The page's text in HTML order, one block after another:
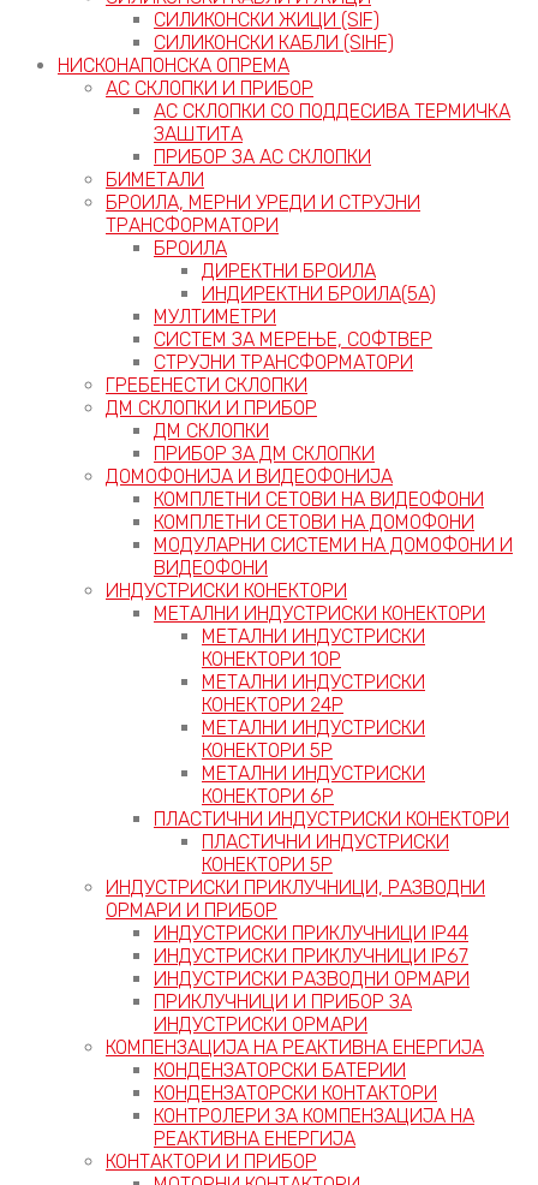
СИЛИКОНСКИ ЖИЦИ (SIF)
СИЛИКОНСКИ КАБЛИ (SIHF)
НИСКОНАПОНСКА ОПРЕМА
АС СКЛОПКИ И ПРИБОР
АС СКЛОПКИ СО ПОДДЕСИВА ТЕРМИЧКА
ЗАШТИТА
ПРИБОР ЗА АС СКЛОПКИ
БИМЕТАЛИ
БРОИЛА, МЕРНИ УРЕДИ И СТРУЈНИ
ТРАНСФОРМАТОРИ
БРОИЛА
ДИРЕКТНИ БРОИЛА
ИНДИРЕКТНИ БРОИЛА(5А)
МУЛТИМЕТРИ
СИСТЕМ ЗА МЕРЕЊЕ, СОФТВЕР
СТРУЈНИ ТРАНСФОРМАТОРИ
ГРЕБЕНЕСТИ СКЛОПКИ
ДМ СКЛОПКИ И ПРИБОР
ДМ СКЛОПКИ
ПРИБОР ЗА ДМ СКЛОПКИ
ДОМОФОНИЈА И ВИДЕОФОНИЈА
КОМПЛЕТНИ СЕТОВИ НА ВИДЕОФОНИ
КОМПЛЕТНИ СЕТОВИ НА ДОМОФОНИ
МОДУЛАРНИ СИСТЕМИ НА ДОМОФОНИ И
ВИДЕОФОНИ
ИНДУСТРИСКИ КОНЕКТОРИ
МЕТАЛНИ ИНДУСТРИСКИ КОНЕКТОРИ
МЕТАЛНИ ИНДУСТРИСКИ
КОНЕКТОРИ 10P
МЕТАЛНИ ИНДУСТРИСКИ
КОНЕКТОРИ 24P
МЕТАЛНИ ИНДУСТРИСКИ
КОНЕКТОРИ 5P
МЕТАЛНИ ИНДУСТРИСКИ
КОНЕКТОРИ 6P
ПЛАСТИЧНИ ИНДУСТРИСКИ КОНЕКТОРИ
ПЛАСТИЧНИ ИНДУСТРИСКИ
КОНЕКТОРИ 5P
ИНДУСТРИСКИ ПРИКЛУЧНИЦИ, РАЗВОДНИ
ОРМАРИ И ПРИБОР
ИНДУСТРИСКИ ПРИКЛУЧНИЦИ IP44
ИНДУСТРИСКИ ПРИКЛУЧНИЦИ IP67
ИНДУСТРИСКИ РАЗВОДНИ ОРМАРИ
ПРИКЛУЧНИЦИ И ПРИБОР ЗА
ИНДУСТРИСКИ ОРМАРИ
КОМПЕНЗАЦИЈА НА РЕАКТИВНА ЕНЕРГИЈА
КОНДЕНЗАТОРСКИ БАТЕРИИ
КОНДЕНЗАТОРСКИ КОНТАКТОРИ
КОНТРОЛЕРИ ЗА КОМПЕНЗАЦИЈА НА
РЕАКТИВНА ЕНЕРГИЈА
КОНТАКТОРИ И ПРИБОР